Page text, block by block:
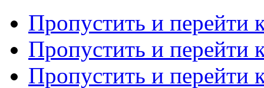
Пропустить и перейти
Пропустить и перейти
Пропустить и перейти